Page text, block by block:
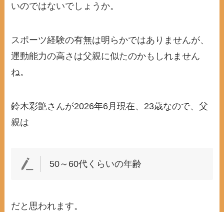
いのではないでしょうか。
スポーツ経験の有無は明らかではありませんが、
運動能力の高さは父親に似たのかもしれません
ね。
鈴木彩艶さんが2026年6月現在、23歳なので、父
親は
50～60代くらいの年齢
だと思われます。